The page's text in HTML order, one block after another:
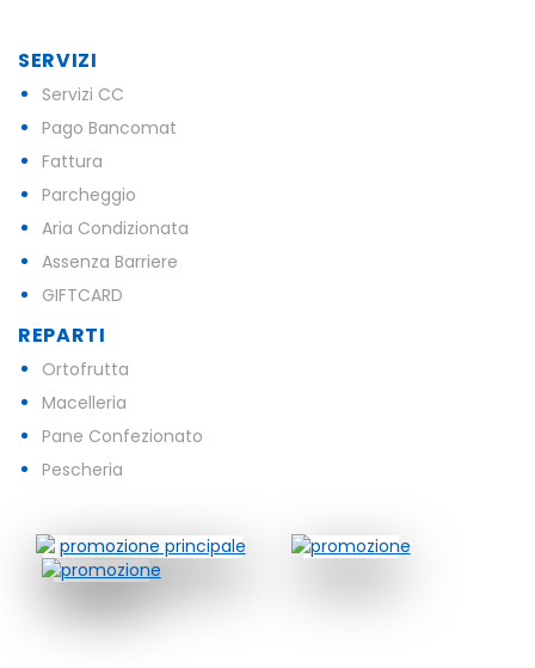
SERVIZI
Servizi CC
Pago Bancomat
Fattura
Parcheggio
Aria Condizionata
Assenza Barriere
GIFTCARD
REPARTI
Ortofrutta
Macelleria
Pane Confezionato
Pescheria